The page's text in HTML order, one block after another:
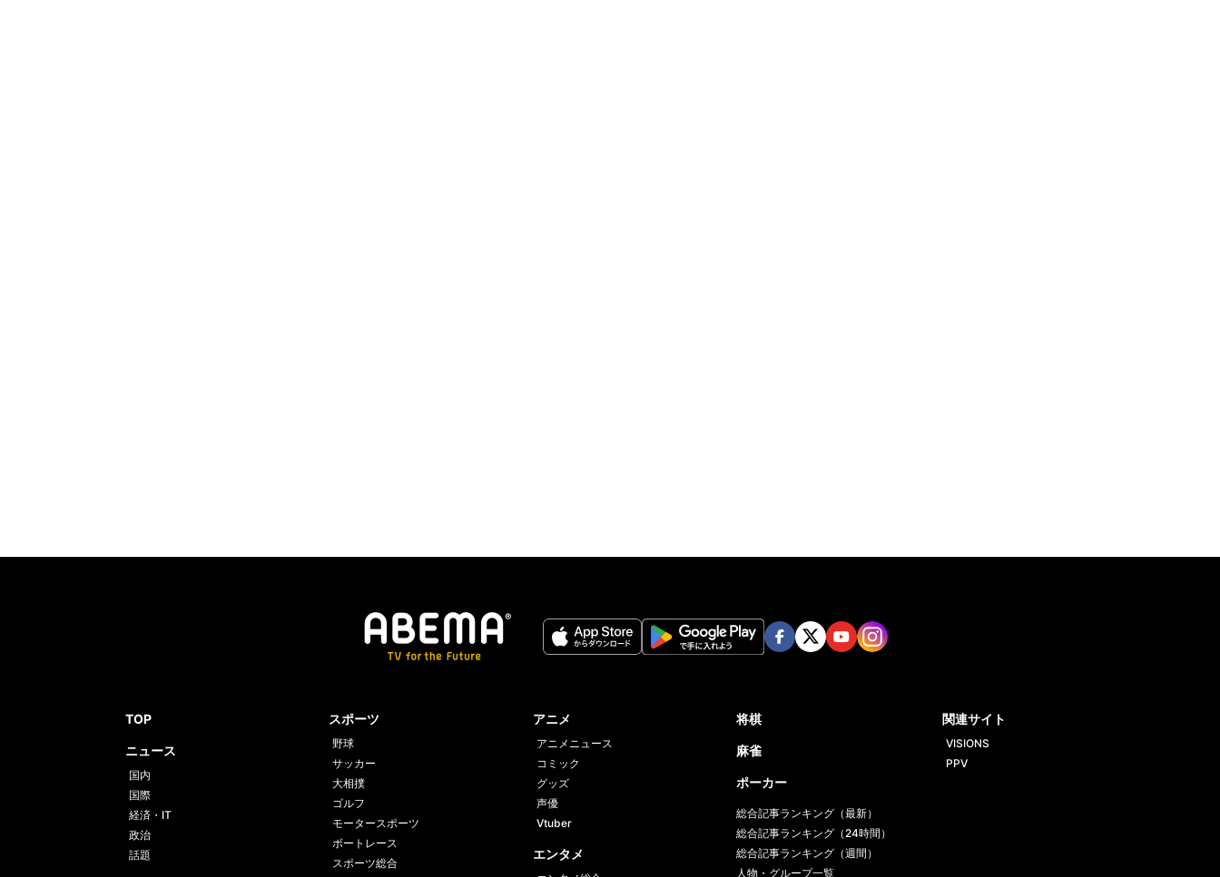
TOP
ニュース
国内
国際
経済・IT
政治
話題
スポーツ
野球
サッカー
大相撲
ゴルフ
モータースポーツ
ボートレース
スポーツ総合
アニメ
アニメニュース
コミック
グッズ
声優
Vtuber
エンタメ
将棋
麻雀
ポーカー
総合記事ランキング（最新）
総合記事ランキング（24時間）
総合記事ランキング（週間）
人物・グループ一覧
関連サイト
VISIONS
PPV